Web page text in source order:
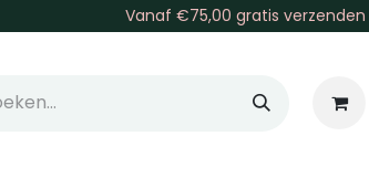
Vanaf €75,00 gratis verzenden